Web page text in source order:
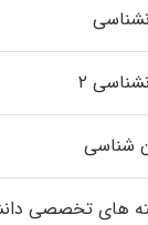
۲
شناسی
ﻫﺎی تخصصی